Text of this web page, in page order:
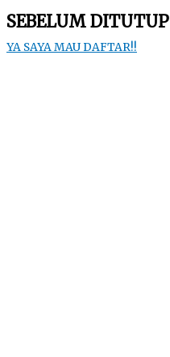
SEBELUM DITUTUP
YA SAYA MAU DAFTAR!!